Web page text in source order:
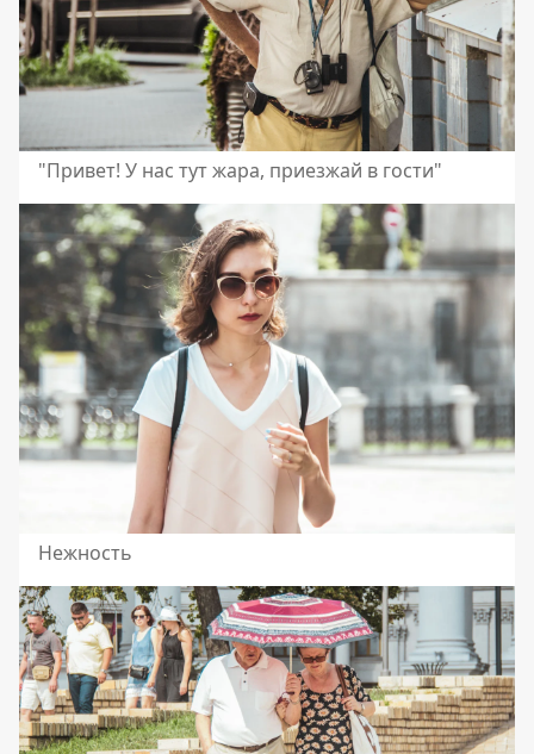
"Привет! У нас тут жара, приезжай в гости"
Нежность